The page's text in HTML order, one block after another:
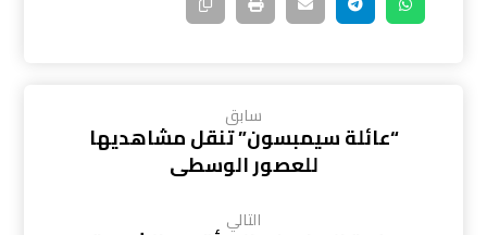
سابق
“عائلة سيمبسون” تنقل مشاهديها
للعصور الوسطى
التالي